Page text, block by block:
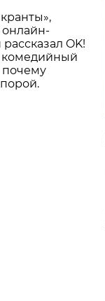
онлайн-
OK!
комедийный
почему